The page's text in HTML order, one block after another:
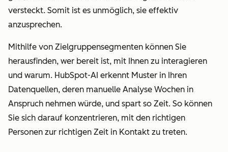
versteckt. Somit ist es unmöglich, sie effektiv
anzusprechen.
Mithilfe von Zielgruppensegmenten können Sie
herausfinden, wer bereit ist, mit Ihnen zu interagieren
und warum. HubSpot-AI erkennt Muster in Ihren
Datenquellen, deren manuelle Analyse Wochen in
Anspruch nehmen würde, und spart so Zeit. So können
Sie sich darauf konzentrieren, mit den richtigen
Personen zur richtigen Zeit in Kontakt zu treten.